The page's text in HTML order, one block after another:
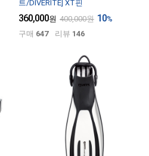
트/DIVERITE] XT핀
360,000원 400,000원 10%
구매 647 리뷰 146